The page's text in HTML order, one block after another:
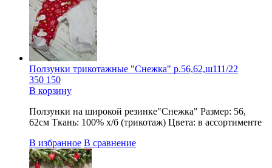
Ползунки трикотажные "Снежка" р.56,62,ш111/22
350 150
В корзину
Ползунки на широкой резинке"Снежка" Размер: 56,
62см Ткань: 100% х/б (трикотаж) Цвета: в ассортименте
В избранное В сравнение